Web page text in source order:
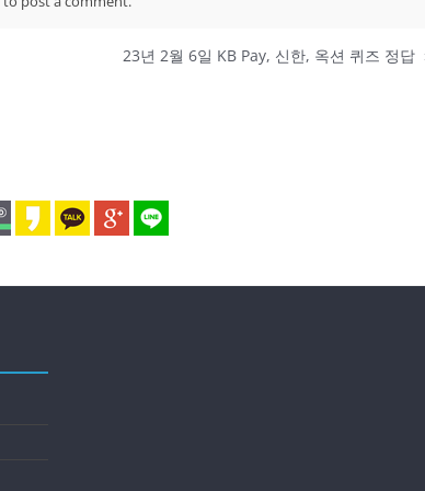
23년 2월 6일 KB Pay, 신한, 옥션 퀴즈 정답